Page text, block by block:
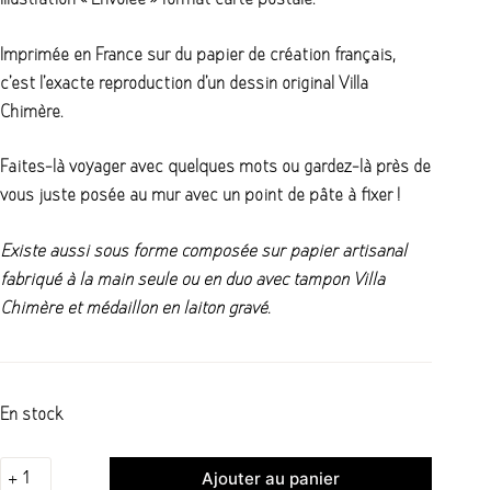
Imprimée en France sur du papier de création français,
c’est l’exacte reproduction d’un dessin original Villa
Chimère.
Faites-là voyager avec quelques mots ou gardez-là près de
vous juste posée au mur avec un point de pâte à fixer !
Existe aussi sous forme composée sur papier artisanal
fabriqué à la main seule ou en duo avec tampon Villa
Chimère et médaillon en laiton gravé.
En stock
Ajouter au panier